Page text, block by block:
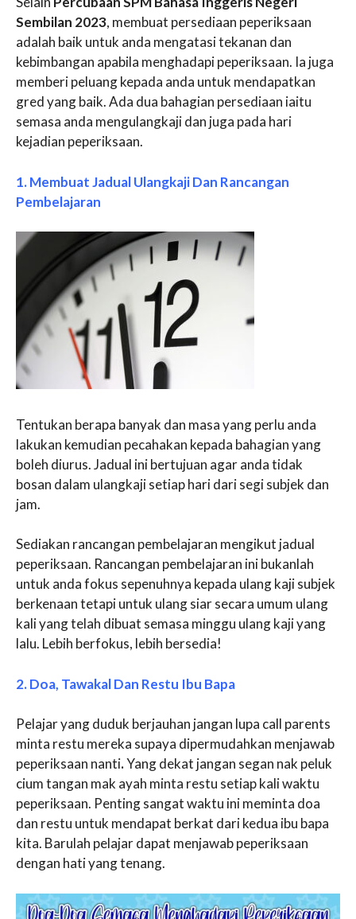
Sembilan 2023, membuat persediaan peperiksaan
adalah baik untuk anda mengatasi tekanan dan
kebimbangan apabila menghadapi peperiksaan. Ia juga
memberi peluang kepada anda untuk mendapatkan
gred yang baik. Ada dua bahagian persediaan iaitu
semasa anda mengulangkaji dan juga pada hari
kejadian peperiksaan.
1. Membuat Jadual Ulangkaji Dan Rancangan
Pembelajaran
Tentukan berapa banyak dan masa yang perlu anda
lakukan kemudian pecahakan kepada bahagian yang
boleh diurus. Jadual ini bertujuan agar anda tidak
bosan dalam ulangkaji setiap hari dari segi subjek dan
jam.
Sediakan rancangan pembelajaran mengikut jadual
peperiksaan. Rancangan pembelajaran ini bukanlah
untuk anda fokus sepenuhnya kepada ulang kaji subjek
berkenaan tetapi untuk ulang siar secara umum ulang
kali yang telah dibuat semasa minggu ulang kaji yang
lalu. Lebih berfokus, lebih bersedia!
2. Doa, Tawakal Dan Restu Ibu Bapa
Pelajar yang duduk berjauhan jangan lupa call parents
minta restu mereka supaya dipermudahkan menjawab
peperiksaan nanti.Yang dekat jangan segan nak peluk
cium tangan mak ayah minta restu setiap kali waktu
peperiksaan. Penting sangat waktu ini meminta doa
dan restu untuk mendapat berkat dari kedua ibu bapa
kita. Barulah pelajar dapat menjawab peperiksaan
dengan hati yang tenang.